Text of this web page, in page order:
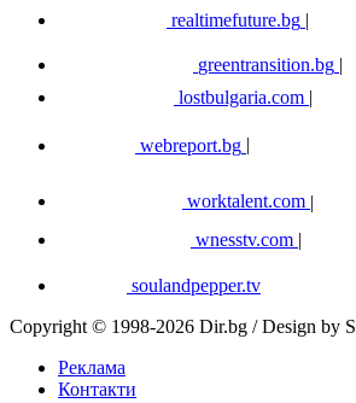
realtimefuture.bg |
greentransition.bg |
lostbulgaria.com |
webreport.bg
worktalent.com |
wnesstv.com |
soulandpepper.tv
Copyright © 1998-2026 Dir.bg / Design by
Реклама
Контакти